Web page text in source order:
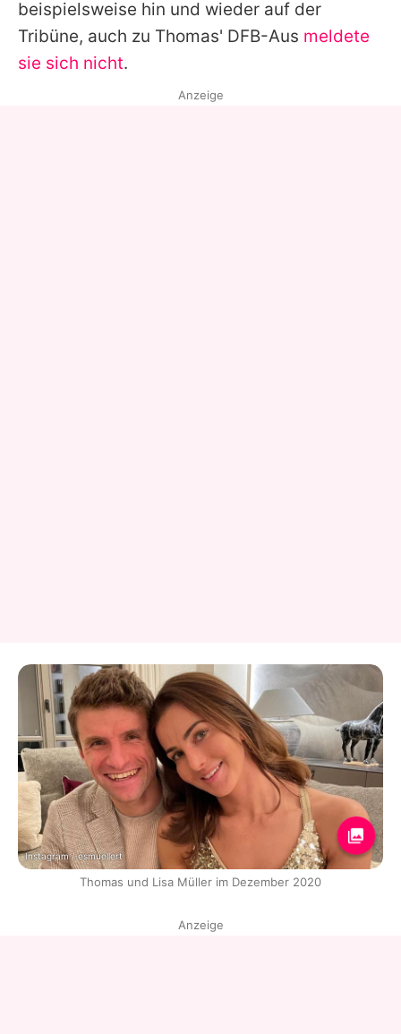
beispielsweise hin und wieder auf der
Tribüne, auch zu Thomas' DFB-Aus meldete
sie sich nicht.
Anzeige
Instagram / esmuellert
Thomas und Lisa Müller im Dezember 2020
Anzeige